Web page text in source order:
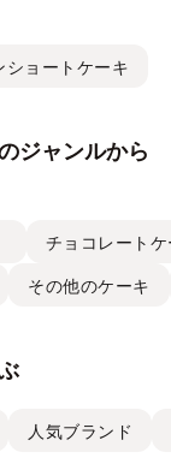
ショートケーキ
ジャンルから
チョコレート
その他のケーキ
人気ブランド